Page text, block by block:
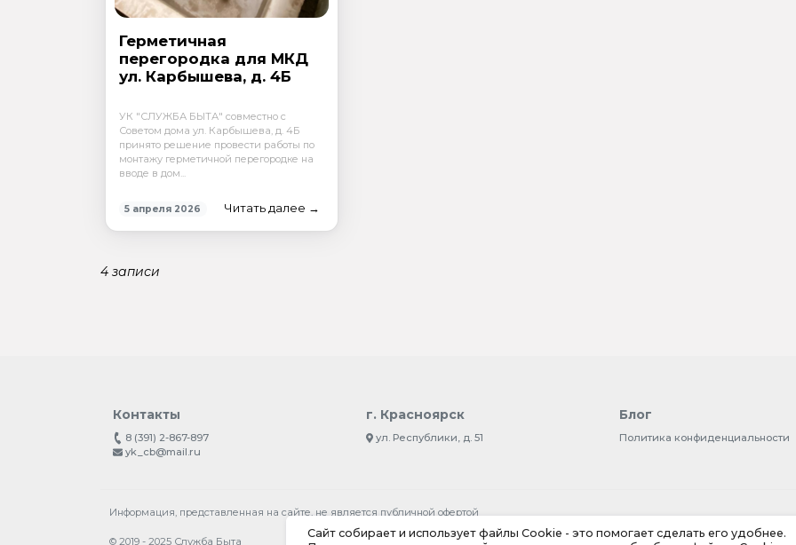
Герметичная
перегородка для МКД
ул. Карбышева, д. 4Б
УК "СЛУЖБА БЫТА" совместно с
Советом дома ул. Карбышева, д. 4Б
принято решение провести работы по
монтажу герметичной перегородке на
вводе в дом...
5 апреля 2026 Читать далее →
4 записи
Контакты
8 (391) 2-867-897
yk_cb@mail.ru
г. Красноярск
ул. Республики, д. 51
Блог
Политика конфиденциальности
Информация, представленная на сайте, не является публичной офертой
© 2019 - 2025 Служба Быта
Сайт собирает и использует файлы Cookie - это помогает сделать его удобнее.